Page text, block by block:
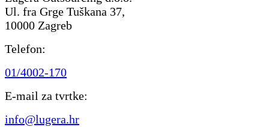
Ul. fra Grge Tuškana 37,
10000 Zagreb
Telefon:
01/4002-170
E-mail za tvrtke:
info@lugera.hr